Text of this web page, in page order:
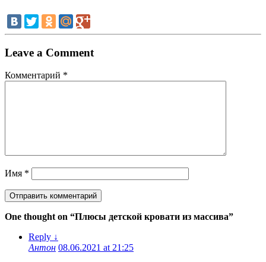
Leave a Comment
Комментарий *
Имя *
One thought on “Плюсы детской кровати из массива”
Reply ↓
Антон 08.06.2021 at 21:25